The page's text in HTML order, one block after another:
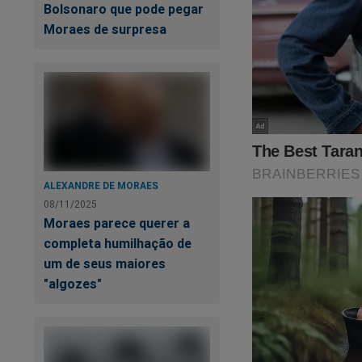
Bolsonaro que pode pegar
Moraes de surpresa
ALEXANDRE DE MORAES
08/11/2025
Moraes parece querer a
completa humilhação de
um de seus maiores
"algozes"